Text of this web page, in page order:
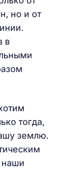
но и от
в
тогда,
землю.
наши